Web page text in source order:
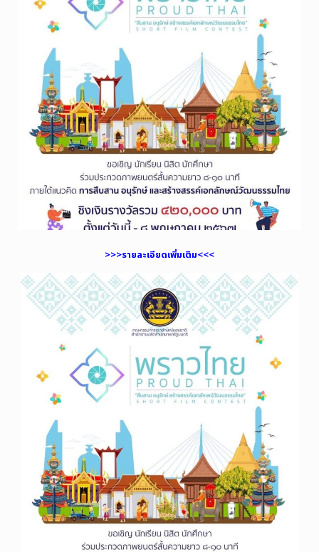
>>>รายละเอียดเพิ่มเติม<<<